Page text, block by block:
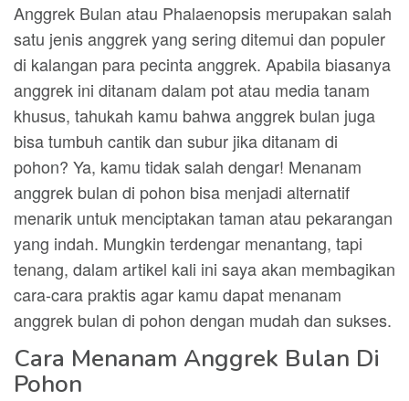
Anggrek Bulan atau Phalaenopsis merupakan salah
satu jenis anggrek yang sering ditemui dan populer
di kalangan para pecinta anggrek. Apabila biasanya
anggrek ini ditanam dalam pot atau media tanam
khusus, tahukah kamu bahwa anggrek bulan juga
bisa tumbuh cantik dan subur jika ditanam di
pohon? Ya, kamu tidak salah dengar! Menanam
anggrek bulan di pohon bisa menjadi alternatif
menarik untuk menciptakan taman atau pekarangan
yang indah. Mungkin terdengar menantang, tapi
tenang, dalam artikel kali ini saya akan membagikan
cara-cara praktis agar kamu dapat menanam
anggrek bulan di pohon dengan mudah dan sukses.
Cara Menanam Anggrek Bulan Di
Pohon